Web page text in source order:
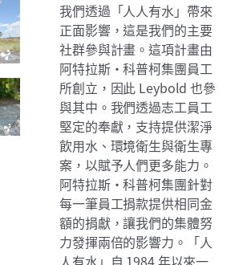
我們透過「人人有水」帶來
正面影響，這是我們的主要
社群參與計畫。這項計畫由
阿特拉斯·科普柯集團員工
所創立，因此 Leybold 也參
與其中。我們透過志工員工
堅定的奉獻，支持提供潔淨
飲用水、環境衛生與衛生專
案，以賦予人們更多能力。
阿特拉斯·科普柯集團針對
每一筆員工捐款提供相同金
額的捐獻，讓我們的集體努
力發揮兩倍的影響力。「人
人有水」自 1984 年以來一